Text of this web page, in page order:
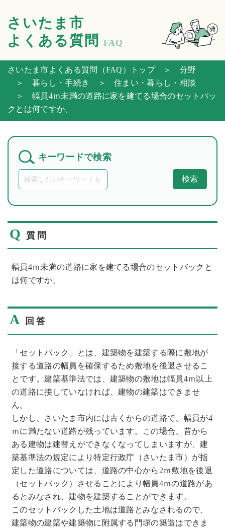
さいたま市
よくある質問
FAQ
さいたま市よくある質問（FAQ）トップ＞ 分野
＞ 暮らし・手続き
＞ 住まい・暮らし・相談
＞ 幅員4ｍ未満の道路に家を建てる場合のセットバッ
クとは何ですか。
キーワードで検索
検索
Q 質問
幅員4ｍ未満の道路に家を建てる場合のセットバックと
は何ですか。
A 回答
「セットバック」とは、建築物を建築する際に敷地が
接する道路の幅員を確保するため敷地を後退させるこ
とです。建築基準法では、建築物の敷地は幅員4ｍ以上
の道路に接していなければ、建物の建築はできませ
ん。
しかし、さいたま市内には古くからの道路で、幅員が4
ｍに満たない道路が残っています。この場合、昔から
ある建物は建替えができなくなってしまいますが、建
築基準法の規定により特定行政庁（さいたま市）が指
定した道路については、道路の中心から2ｍ敷地を後退
（セットバック）させることにより幅員4ｍの道路があ
るとみなされ、建物を建築することができます。
このセットバックした土地は道路とみなされるので、
建築物の建築や建築物に附属する門塀の築造はできま